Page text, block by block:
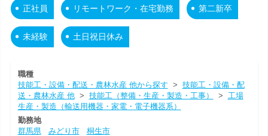
正社員 リモートワーク・在宅勤務 第二新卒
未経験 土日祝日休み
職種
技能工・設備・配送・農林水産 他から探す > 技能工・設備・配
送・農林水産 他> 技能工（整備・生産・製造・工事） > 工場
生産・製造（輸送用機器・家電・電子機器系）
勤務地
群馬県
みどり市
桐生市